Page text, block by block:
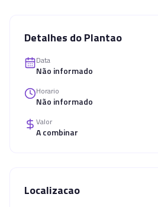
Detalhes do Plantao
Data
Não informado
Horario
Não informado
Valor
A combinar
Localizacao